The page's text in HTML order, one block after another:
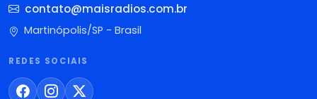
contato@maisradios.com.br
Martinópolis/SP - Brasil
REDES SOCIAIS